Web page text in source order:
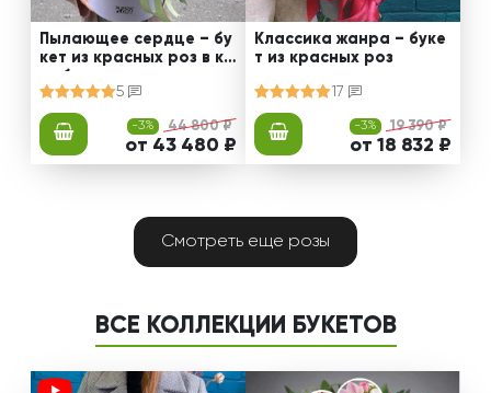
Пылающее сердце – бу
кет из красных роз в ко
робке
5
-3% 44 800 ₽
от 43 480 ₽
Классика жанра – буке
т из красных роз
17
-3% 19 390 ₽
от 18 832 ₽
Смотреть еще розы
ВСЕ КОЛЛЕКЦИИ БУКЕТОВ